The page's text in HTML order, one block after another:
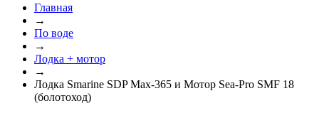
Главная
→
По воде
→
Лодка + мотор
→
Лодка Smarine SDP Max-365 и Мотор Sea-Pro SMF 18
(болотоход)